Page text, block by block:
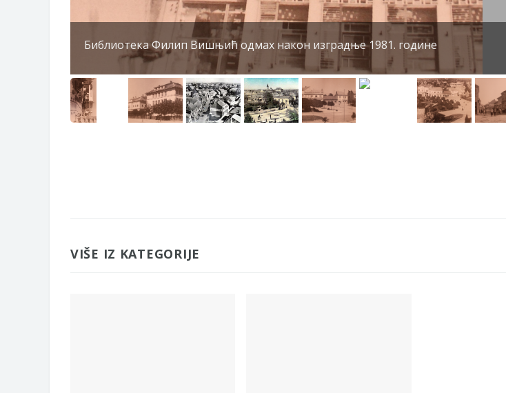
Библиотека Филип Вишњић одмах након изградње 1981. године
VIŠE IZ KATEGORIJE